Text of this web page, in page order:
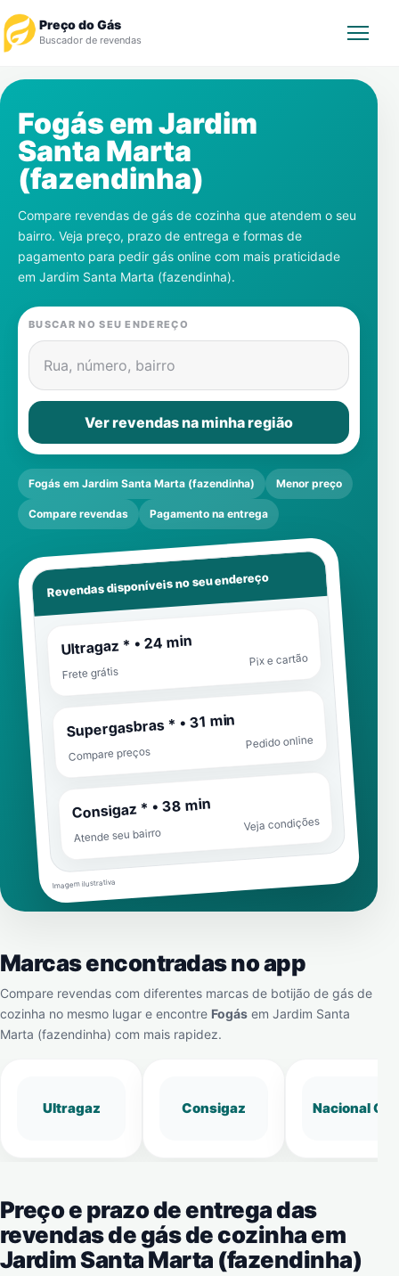
Preço do Gás
Buscador de revendas
Revendedor
Notícias
Cadastre-se
Gás
Contatos
Fogás emJardim
Santa Marta
(fazendinha)
Compare revendas de gás de cozinha que atendem o seu
bairro. Veja preço, prazo de entrega e formas de
pagamento para pedir gás online com mais praticidade
em Jardim Santa Marta (fazendinha).
BUSCAR NO SEU ENDEREÇO
Rua, número, bairro
Ver revendas na minha região
Fogás em Jardim Santa Marta (fazendinha) Menor preço
Compare revendas Pagamento na entrega
Revendas disponíveis no seu endereço
Ultragaz * • 24 min
Frete grátis
Pix e cartão
Supergasbras * • 31 min
Compare preços
Pedido online
Consigaz * • 38 min
Atende seu bairro
Veja condições
Imagem ilustrativa
Marcas encontradas no app
Compare revendas com diferentes marcas de botijão de gás de
cozinha no mesmo lugar e encontre Fogás em Jardim Santa
Marta (fazendinha) com mais rapidez.
Ultragaz Consigaz Nacional Gás
Preço e prazo de entrega das
revendas de gás de cozinha em
Jardim Santa Marta (fazendinha)